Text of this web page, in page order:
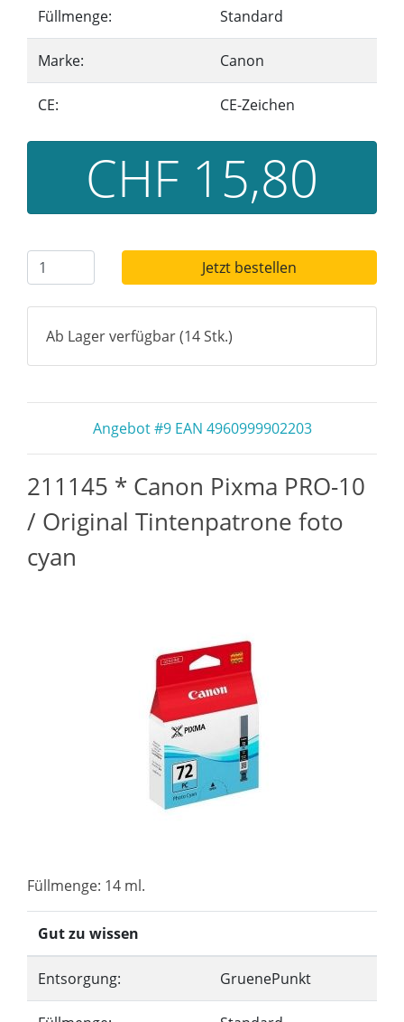
Füllmenge: Standard
Marke: Canon
CE: CE-Zeichen
CHF 15,80
Jetzt bestellen
Ab Lager verfügbar (14 Stk.)
Angebot #9 EAN 4960999902203
211145 * Canon Pixma PRO-10
/ Original Tintenpatrone foto
cyan
Füllmenge: 14 ml.
Gut zu wissen
Entsorgung: GruenePunkt